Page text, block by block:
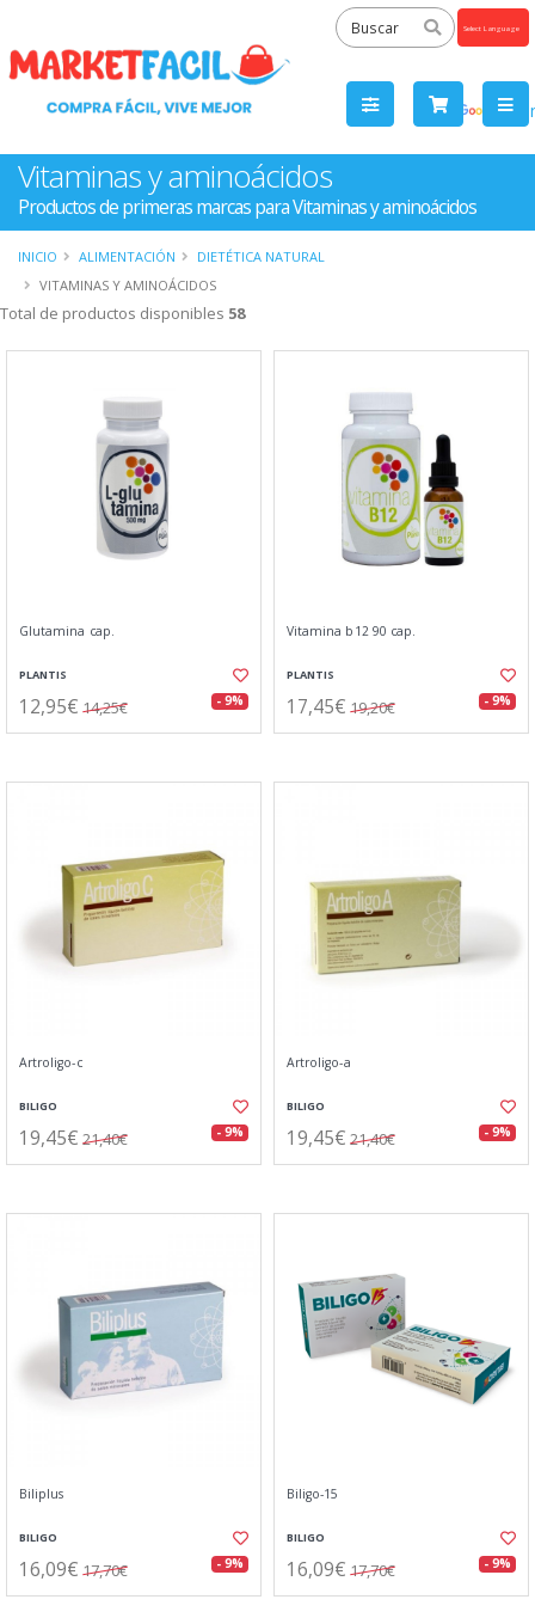
by
Vitaminas y aminoácidos
Productos de primeras marcas para Vitaminas y aminoácidos
INICIO ALIMENTACIÓN
DIETÉTICA NATURAL
VITAMINAS Y AMINOÁCIDOS
Total de productos disponibles 58
Glutamina cap.
PLANTIS
12,95€ 14,25€ - 9%
Vitamina b12 90 cap.
PLANTIS
17,45€ 19,20€ - 9%
Artroligo-c
BILIGO
19,45€ 21,40€ - 9%
Artroligo-a
BILIGO
19,45€ 21,40€ - 9%
Biliplus
BILIGO
16,09€ 17,70€ - 9%
Biligo-15
BILIGO
16,09€ 17,70€ - 9%